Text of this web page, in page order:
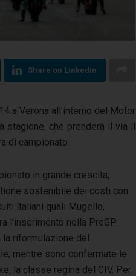
Share on Linkedin
a Verona all’interno del Motor
stagione, che prenderà il via il
di campionato.
in grande crescita,
sostenibile dei costi con
italiani quali Mugello,
l’inserimento nella PreGP
la riformulazione del
mentre sono confermate le
la classe regina del CIV. Per